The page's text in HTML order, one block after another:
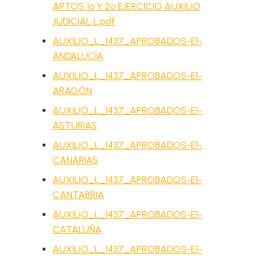
APTOS 1º Y 2º EJERCICIO AUXILIO
JUDICIAL L.pdf
AUXILIO_L_1437_APROBADOS-E1-
ANDALUCÍA
AUXILIO_L_1437_APROBADOS-E1-
ARAGÓN
AUXILIO_L_1437_APROBADOS-E1-
ASTURIAS
AUXILIO_L_1437_APROBADOS-E1-
CANARIAS
AUXILIO_L_1437_APROBADOS-E1-
CANTABRIA
AUXILIO_L_1437_APROBADOS-E1-
CATALUÑA
AUXILIO_L_1437_APROBADOS-E1-